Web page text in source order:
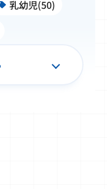
乳幼児(50)